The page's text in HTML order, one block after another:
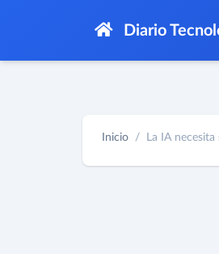
Diario
Inicio La IA necesita